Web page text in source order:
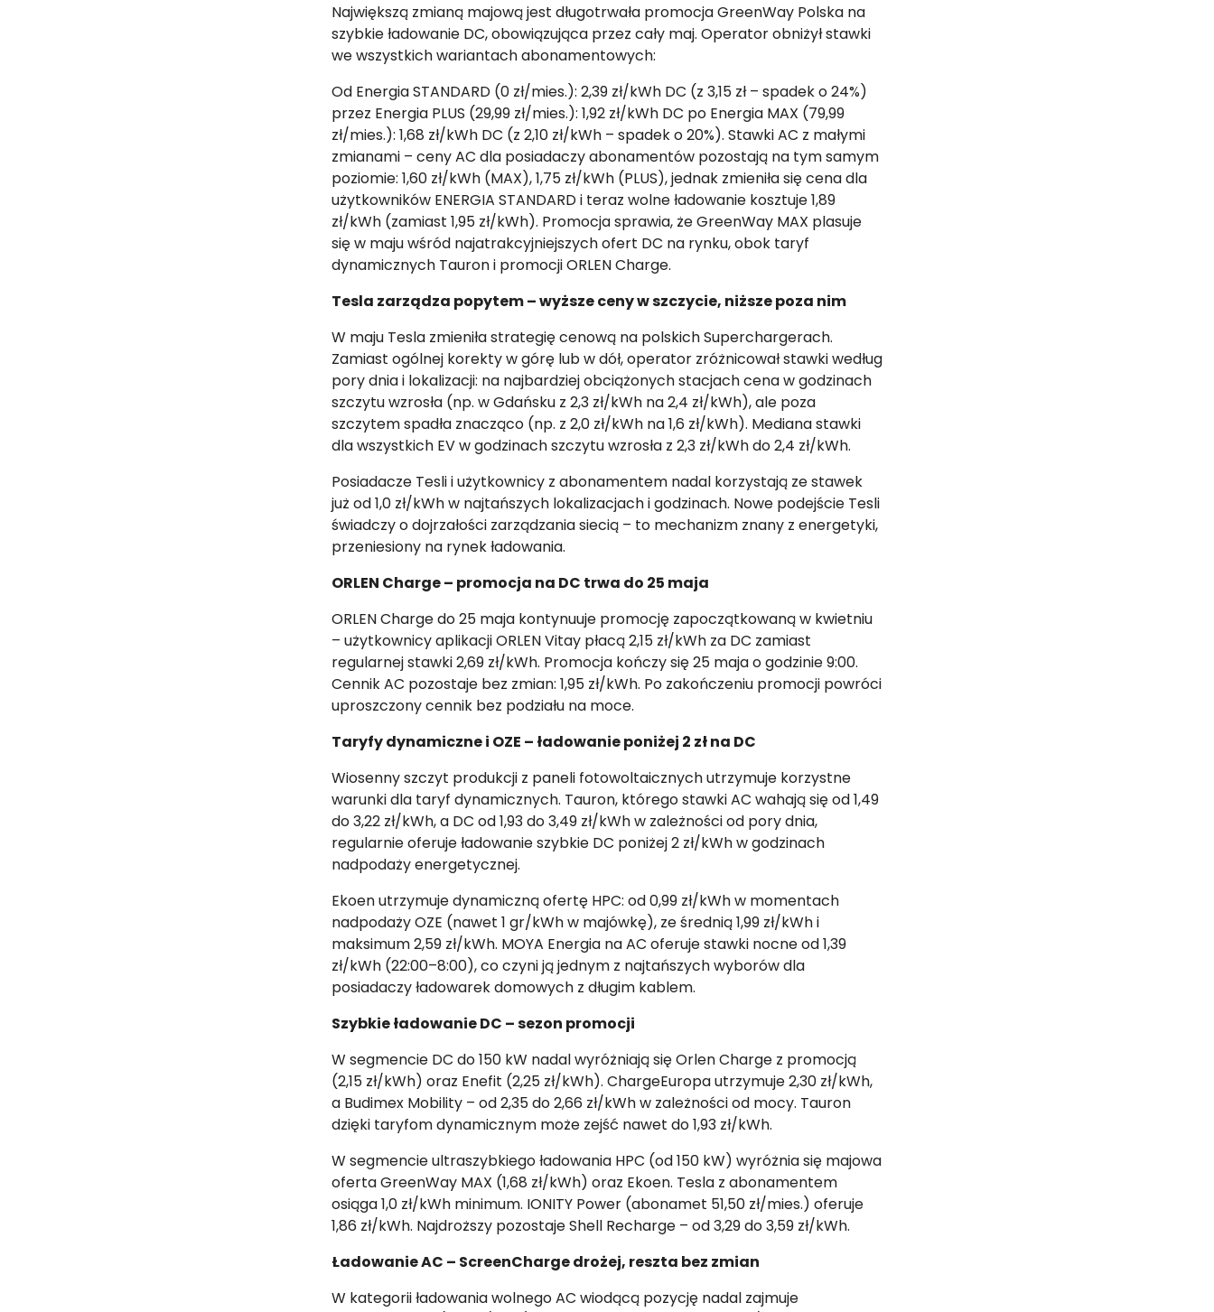
Największą zmianą majową jest długotrwała promocja GreenWay Polska na
szybkie ładowanie DC, obowiązująca przez cały maj. Operator obniżył stawki
we wszystkich wariantach abonamentowych:
Od Energia STANDARD (0 zł/mies.): 2,39 zł/kWh DC (z 3,15 zł – spadek o 24%)
przez Energia PLUS (29,99 zł/mies.): 1,92 zł/kWh DC po Energia MAX (79,99
zł/mies.): 1,68 zł/kWh DC (z 2,10 zł/kWh – spadek o 20%). Stawki AC z małymi
zmianami – ceny AC dla posiadaczy abonamentów pozostają na tym samym
poziomie: 1,60 zł/kWh (MAX), 1,75 zł/kWh (PLUS), jednak zmieniła się cena dla
użytkowników ENERGIA STANDARD i teraz wolne ładowanie kosztuje 1,89
zł/kWh (zamiast 1,95 zł/kWh). Promocja sprawia, że GreenWay MAX plasuje
się w maju wśród najatrakcyjniejszych ofert DC na rynku, obok taryf
dynamicznych Tauron i promocji ORLEN Charge.
Tesla zarządza popytem – wyższe ceny w szczycie, niższe poza nim
W maju Tesla zmieniła strategię cenową na polskich Superchargerach.
Zamiast ogólnej korekty w górę lub w dół, operator zróżnicował stawki według
pory dnia i lokalizacji: na najbardziej obciążonych stacjach cena w godzinach
szczytu wzrosła (np. w Gdańsku z 2,3 zł/kWh na 2,4 zł/kWh), ale poza
szczytem spadła znacząco (np. z 2,0 zł/kWh na 1,6 zł/kWh). Mediana stawki
dla wszystkich EV w godzinach szczytu wzrosła z 2,3 zł/kWh do 2,4 zł/kWh.
Posiadacze Tesli i użytkownicy z abonamentem nadal korzystają ze stawek
już od 1,0 zł/kWh w najtańszych lokalizacjach i godzinach. Nowe podejście Tesli
świadczy o dojrzałości zarządzania siecią – to mechanizm znany z energetyki,
przeniesiony na rynek ładowania.
ORLEN Charge – promocja na DC trwa do 25 maja
ORLEN Charge do 25 maja kontynuuje promocję zapoczątkowaną w kwietniu
– użytkownicy aplikacji ORLEN Vitay płacą 2,15 zł/kWh za DC zamiast
regularnej stawki 2,69 zł/kWh. Promocja kończy się 25 maja o godzinie 9:00.
Cennik AC pozostaje bez zmian: 1,95 zł/kWh. Po zakończeniu promocji powróci
uproszczony cennik bez podziału na moce.
Taryfy dynamiczne i OZE – ładowanie poniżej 2 zł na DC
Wiosenny szczyt produkcji z paneli fotowoltaicznych utrzymuje korzystne
warunki dla taryf dynamicznych. Tauron, którego stawki AC wahają się od 1,49
do 3,22 zł/kWh, a DC od 1,93 do 3,49 zł/kWh w zależności od pory dnia,
regularnie oferuje ładowanie szybkie DC poniżej 2 zł/kWh w godzinach
nadpodaży energetycznej.
Ekoen utrzymuje dynamiczną ofertę HPC: od 0,99 zł/kWh w momentach
nadpodaży OZE (nawet 1 gr/kWh w majówkę), ze średnią 1,99 zł/kWh i
maksimum 2,59 zł/kWh. MOYA Energia na AC oferuje stawki nocne od 1,39
zł/kWh (22:00–8:00), co czyni ją jednym z najtańszych wyborów dla
posiadaczy ładowarek domowych z długim kablem.
Szybkie ładowanie DC – sezon promocji
W segmencie DC do 150 kW nadal wyróżniają się Orlen Charge z promocją
(2,15 zł/kWh) oraz Enefit (2,25 zł/kWh). ChargeEuropa utrzymuje 2,30 zł/kWh,
a Budimex Mobility – od 2,35 do 2,66 zł/kWh w zależności od mocy. Tauron
dzięki taryfom dynamicznym może zejść nawet do 1,93 zł/kWh.
W segmencie ultraszybkiego ładowania HPC (od 150 kW) wyróżnia się majowa
oferta GreenWay MAX (1,68 zł/kWh) oraz Ekoen. Tesla z abonamentem
osiąga 1,0 zł/kWh minimum. IONITY Power (abonamet 51,50 zł/mies.) oferuje
1,86 zł/kWh. Najdroższy pozostaje Shell Recharge – od 3,29 do 3,59 zł/kWh.
Ładowanie AC – ScreenCharge drożej, reszta bez zmian
W kategorii ładowania wolnego AC wiodącą pozycję nadal zajmuje